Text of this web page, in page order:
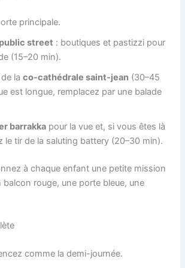
principale.
street : boutiques et pastizzi pour
(15–20 min).
de laco-cathédrale saint-jean (30–45
est longue, remplacez par une balade
barrakka pour la vue et, si vous êtes là
le tir de la saluting battery (20–30 min).
à chaque enfant une petite mission
rouge, une porte bleue, une
comme la demi-journée.